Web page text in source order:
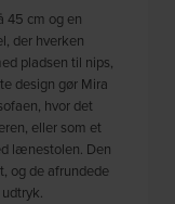
45 cm og en
der hverken
pladsen til nips,
design gør Mira
hvor det
eller som et
lænestolen. Den
og de afrundede